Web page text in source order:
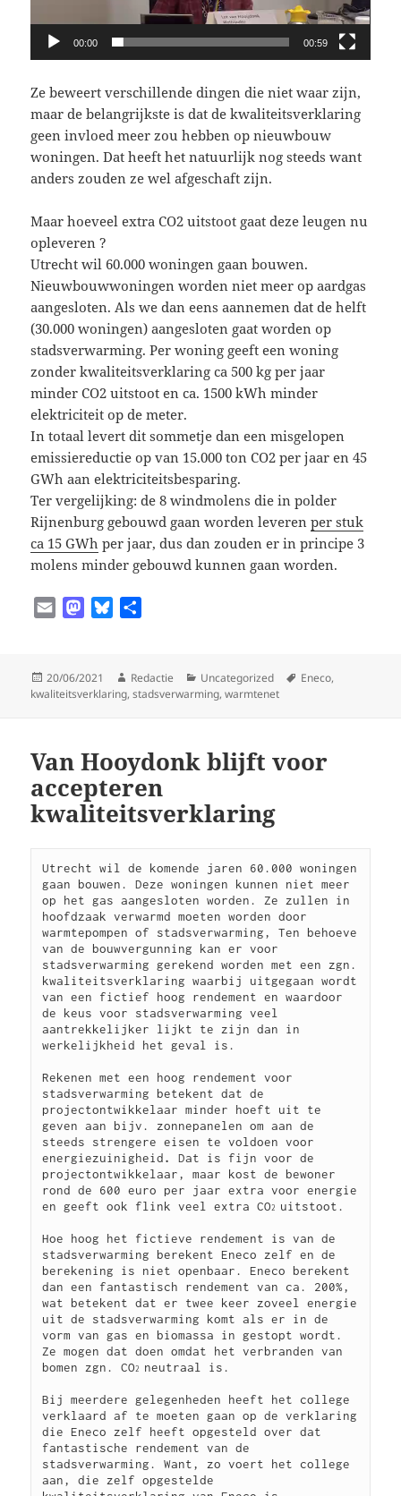
00:00 00:59
Ze beweert verschillende dingen die niet waar zijn,
maar de belangrijkste is dat de kwaliteitsverklaring
geen invloed meer zou hebben op nieuwbouw
woningen. Dat heeft het natuurlijk nog steeds want
anders zouden ze wel afgeschaft zijn.
Maar hoeveel extra CO2 uitstoot gaat deze leugen nu
opleveren ?
Utrecht wil 60.000 woningen gaan bouwen.
Nieuwbouwwoningen worden niet meer op aardgas
aangesloten. Als we dan eens aannemen dat de helft
(30.000 woningen) aangesloten gaat worden op
stadsverwarming. Per woning geeft een woning
zonder kwaliteitsverklaring ca 500 kg per jaar
minder CO2 uitstoot en ca. 1500 kWh minder
elektriciteit op de meter.
In totaal levert dit sommetje dan een misgelopen
emissiereductie op van 15.000 ton CO2 per jaar en 45
GWh aan elektriciteitsbesparing.
Ter vergelijking: de 8 windmolens die in polder
Rijnenburg gebouwd gaan worden leverenper stuk
ca 15 GWh per jaar, dus dan zouden er in principe 3
molens minder gebouwd kunnen gaan worden.
i
l
M
t
o
n
e
s
e
n
Geplaatst
op
20/06/2021 Auteur
Redactie Categorieën
Uncategorized Tags
Eneco,
kwaliteitsverklaring,stadsverwarming,warmtenet
Van Hooydonk blijft voor
accepteren
kwaliteitsverklaring
Utrecht wil de komende jaren 60.000 woningen
gaan bouwen. Deze woningen kunnen niet meer
op het gas aangesloten worden. Ze zullen in
hoofdzaak verwarmd moeten worden door
warmtepompen of stadsverwarming, Ten behoeve
van de bouwvergunning kan er voor
stadsverwarming gerekend worden met een zgn.
kwaliteitsverklaring waarbij uitgegaan wordt
van een fictief hoog rendement en waardoor
de keus voor stadsverwarming veel
aantrekkelijker lijkt te zijn dan in
werkelijkheid het geval is.
Rekenen met een hoog rendement voor
stadsverwarming betekent dat de
projectontwikkelaar minder hoeft uit te
geven aan bijv. zonnepanelen om aan de
steeds strengere eisen te voldoen voor
energiezuinigheid. Dat is fijn voor de
projectontwikkelaar, maar kost de bewoner
rond de 600 euro per jaar extra voor energie
en geeft ook flink veel extra CO2 uitstoot.
Hoe hoog het fictieve rendement is van de
stadsverwarming berekent Eneco zelf en de
berekening is niet openbaar.
Eneco berekent
dan een fantastisch rendement van ca. 200%,
wat betekent dat er twee keer zoveel energie
uit de stadsverwarming komt als er in de
vorm van gas en biomassa in gestopt wordt.
Ze mogen dat doen omdat het verbranden van
bomen zgn. CO2 neutraal is.
Bij meerdere gelegenheden heeft het college
verklaard af te moeten gaan op de verklaring
die Eneco zelf heeft opgesteld over dat
fantastische rendement van de
stadsverwarming. Want, zo voert het college
aan, die zelf opgestelde